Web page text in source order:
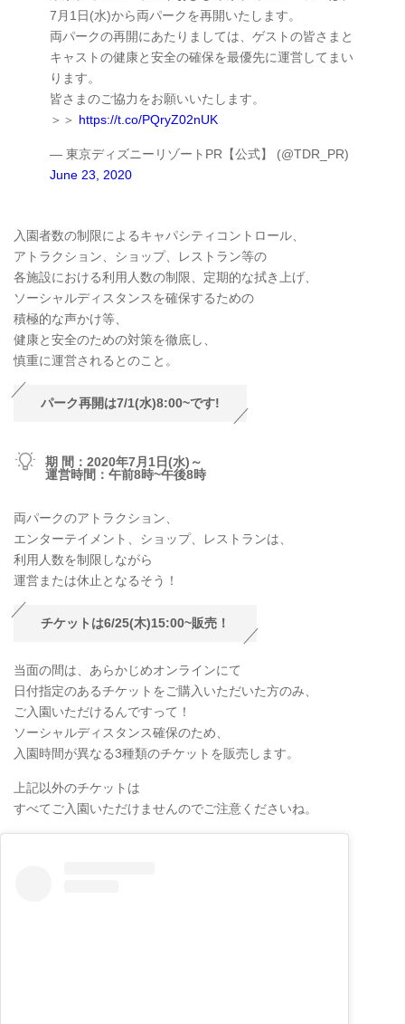
7月1日(水)から両パークを再開いたします。
両パークの再開にあたりましては、ゲストの皆さまと
キャストの健康と安全の確保を最優先に運営してまい
ります。
皆さまのご協力をお願いいたします。
＞＞ https://t.co/PQryZ02nUK
— 東京ディズニーリゾートPR【公式】 (@TDR_PR)
June 23, 2020
入園者数の制限によるキャパシティコントロール、
アトラクション、ショップ、レストラン等の
各施設における利用人数の制限、定期的な拭き上げ、
ソーシャルディスタンスを確保するための
積極的な声かけ等、
健康と安全のための対策を徹底し、
慎重に運営されるとのこと。
パーク再開は7/1(水)8:00~です!
期 間：2020年7月1日(水)～
運営時間：午前8時~午後8時
両パークのアトラクション、
エンターテイメント、ショップ、レストランは、
利用人数を制限しながら
運営または休止となるそう！
チケットは6/25(木)15:00~販売！
当面の間は、あらかじめオンラインにて
日付指定のあるチケットをご購入いただいた方のみ、
ご入園いただけるんですって！
ソーシャルディスタンス確保のため、
入園時間が異なる3種類のチケットを販売します。
上記以外のチケットは
すべてご入園いただけませんのでご注意くださいね。